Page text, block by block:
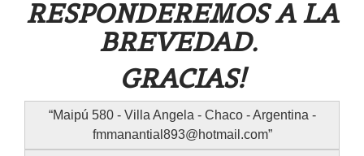
RESPONDEREMOS A LA
BREVEDAD.
GRACIAS!
Maipú 580 - Villa Angela - Chaco - Argentina -
fmmanantial893@hotmail.com